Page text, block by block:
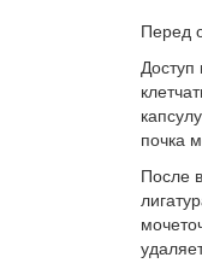
Перед
Доступ
почка
После